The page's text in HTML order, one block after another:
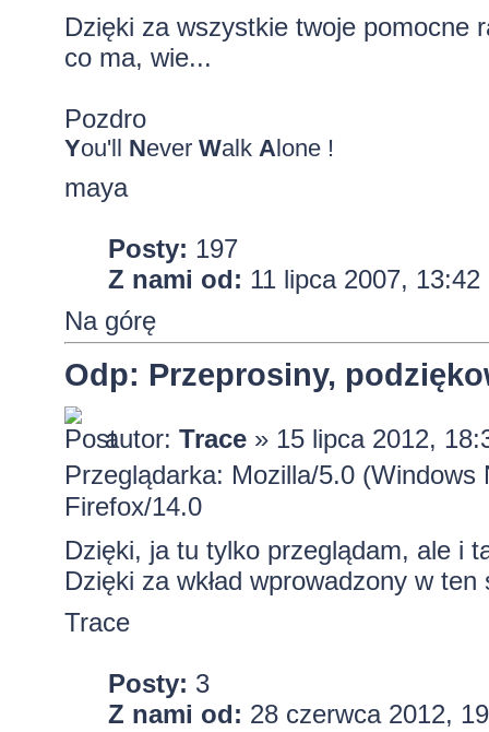
Dzięki za wszystkie twoje pomocne
co ma, wie...
Pozdro
You'll Never Walk Alone !
maya
Posty: 197
Z nami od: 11 lipca 2007, 13:42
Na górę
Odp: Przeprosiny,
autor: Trace» 15 lipca 2012,
Przeglądarka: Mozilla/5.0
Firefox/14.0
Dzięki, ja tu tylko przeglądam, ale i
Dzięki za wkład wprowadzony w
Trace
Posty: 3
Z nami od: 28 czerwca 2012,